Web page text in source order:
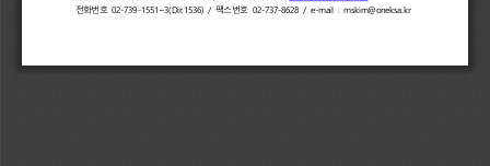
전화번호 02-739-1551~3(Dir.1536) / 팩스번호 02-737-8628 / e-mail : mskim@oneksa.kr